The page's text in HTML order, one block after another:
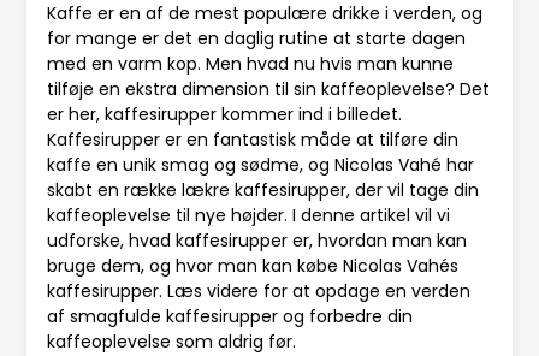
Kaffe er en af de mest populære drikke i verden, og
for mange er det en daglig rutine at starte dagen
med en varm kop. Men hvad nu hvis man kunne
tilføje en ekstra dimension til sin kaffeoplevelse? Det
er her, kaffesirupper kommer ind i billedet.
Kaffesirupper er en fantastisk måde at tilføre din
kaffe en unik smag og sødme, og Nicolas Vahé har
skabt en række lækre kaffesirupper, der vil tage din
kaffeoplevelse til nye højder. I denne artikel vil vi
udforske, hvad kaffesirupper er, hvordan man kan
bruge dem, og hvor man kan købe Nicolas Vahés
kaffesirupper. Læs videre for at opdage en verden
af ​​smagfulde kaffesirupper og forbedre din
kaffeoplevelse som aldrig før.